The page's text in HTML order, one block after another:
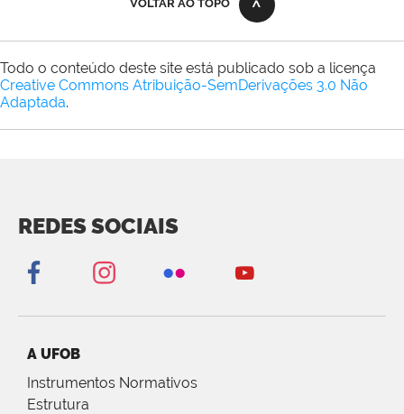
VOLTAR AO TOPO
Todo o conteúdo deste site está publicado sob a licença
Creative Commons Atribuição-SemDerivações 3.0 Não
Adaptada.
REDES SOCIAIS
A UFOB
Instrumentos Normativos
Estrutura